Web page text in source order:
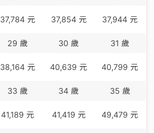
37,784元 37,854元 37,944 元
29 歲
38,164元
30 歲
40,639 元
31 歲
40,799 元
33 歲
41,189 元
34 歲
41,419 元
35 歲
49,479 元